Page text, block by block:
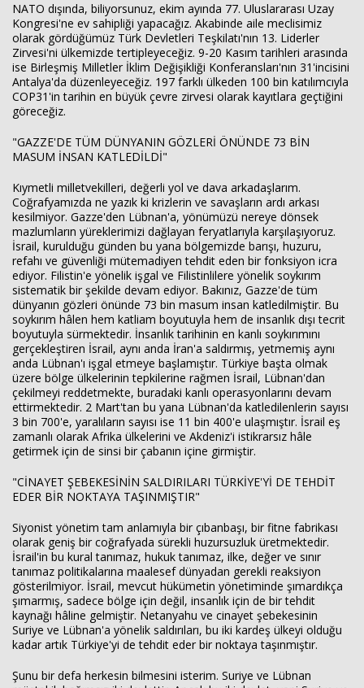
NATO dışında, biliyorsunuz, ekim ayında 77. Uluslararası Uzay
Kongresi'ne ev sahipliği yapacağız. Akabinde aile meclisimiz
olarak gördüğümüz Türk Devletleri Teşkilatı'nın 13. Liderler
Zirvesi'ni ülkemizde tertipleyeceğiz. 9-20 Kasım tarihleri arasında
ise Birleşmiş Milletler İklim Değişikliği Konferansları'nın 31'incisini
Antalya'da düzenleyeceğiz. 197 farklı ülkeden 100 bin katılımcıyla
COP31'in tarihin en büyük çevre zirvesi olarak kayıtlara geçtiğini
göreceğiz.
"GAZZE'DE TÜM DÜNYANIN GÖZLERİ ÖNÜNDE 73 BİN
MASUM İNSAN KATLEDİLDİ"
Kıymetli milletvekilleri, değerli yol ve dava arkadaşlarım.
Coğrafyamızda ne yazık ki krizlerin ve savaşların ardı arkası
kesilmiyor. Gazze'den Lübnan'a, yönümüzü nereye dönsek
mazlumların yüreklerimizi dağlayan feryatlarıyla karşılaşıyoruz.
İsrail, kurulduğu günden bu yana bölgemizde barışı, huzuru,
refahı ve güvenliği mütemadiyen tehdit eden bir fonksiyon icra
ediyor. Filistin'e yönelik işgal ve Filistinlilere yönelik soykırım
sistematik bir şekilde devam ediyor. Bakınız, Gazze'de tüm
dünyanın gözleri önünde 73 bin masum insan katledilmiştir. Bu
soykırım hâlen hem katliam boyutuyla hem de insanlık dışı tecrit
boyutuyla sürmektedir. İnsanlık tarihinin en kanlı soykırımını
gerçekleştiren İsrail, aynı anda İran'a saldırmış, yetmemiş aynı
anda Lübnan'ı işgal etmeye başlamıştır. Türkiye başta olmak
üzere bölge ülkelerinin tepkilerine rağmen İsrail, Lübnan'dan
çekilmeyi reddetmekte, buradaki kanlı operasyonlarını devam
ettirmektedir. 2 Mart'tan bu yana Lübnan'da katledilenlerin sayısı
3 bin 700'e, yaralıların sayısı ise 11 bin 400'e ulaşmıştır. İsrail eş
zamanlı olarak Afrika ülkelerini ve Akdeniz'i istikrarsız hâle
getirmek için de sinsi bir çabanın içine girmiştir.
"CİNAYET ŞEBEKESİNİN SALDIRILARI TÜRKİYE'Yİ DE TEHDİT
EDER BİR NOKTAYA TAŞINMIŞTIR"
Siyonist yönetim tam anlamıyla bir çıbanbaşı, bir fitne fabrikası
olarak geniş bir coğrafyada sürekli huzursuzluk üretmektedir.
İsrail'in bu kural tanımaz, hukuk tanımaz, ilke, değer ve sınır
tanımaz politikalarına maalesef dünyadan gerekli reaksiyon
gösterilmiyor. İsrail, mevcut hükümetin yönetiminde şımardıkça
şımarmış, sadece bölge için değil, insanlık için de bir tehdit
kaynağı hâline gelmiştir. Netanyahu ve cinayet şebekesinin
Suriye ve Lübnan'a yönelik saldırıları, bu iki kardeş ülkeyi olduğu
kadar artık Türkiye'yi de tehdit eder bir noktaya taşınmıştır.
Şunu bir defa herkesin bilmesini isterim. Suriye ve Lübnan